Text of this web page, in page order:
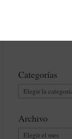
Categorías
Categorías
Archivo
Archivo